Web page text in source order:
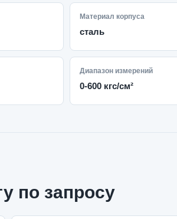
Материал корпуса
сталь
Диапазон измерений
0-600 кгс/см²
по запросу